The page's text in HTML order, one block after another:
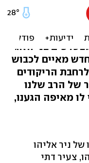
הרב
ניתנים
בני הזוג
מאיים לכבוש
הריקודים
של הרב שלנו
לו מאיפה הגענו,
ניר אליהו
צעיר דתי